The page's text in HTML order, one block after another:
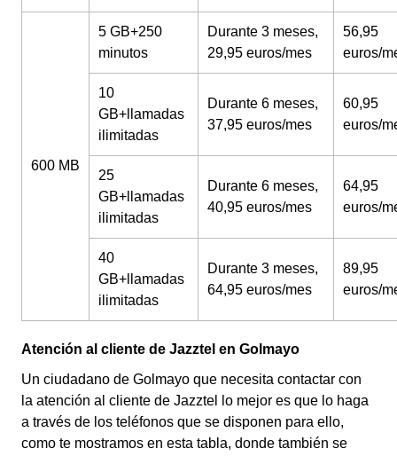
600 MB
5 GB+250
minutos
Durante 3 meses,
29,95 euros/mes
56,95
euros/
10
GB+llamadas
ilimitadas
Durante 6 meses,
37,95 euros/mes
60,95
euros/
25
GB+llamadas
ilimitadas
Durante 6 meses,
40,95 euros/mes
64,95
euros/
40
GB+llamadas
ilimitadas
Durante 3 meses,
64,95 euros/mes
89,95
euros/
Atención al cliente de Jazztel en Golmayo
Un ciudadano de Golmayo que necesita contactar con
la atención al cliente de Jazztel lo mejor es que lo haga
a través de los teléfonos que se disponen para ello,
como te mostramos en esta tabla, donde también se